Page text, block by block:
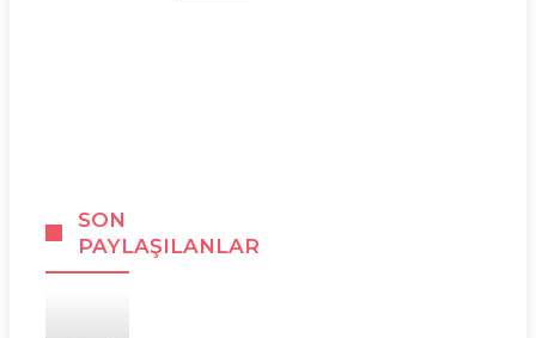
SON
PAYLAŞILANLAR